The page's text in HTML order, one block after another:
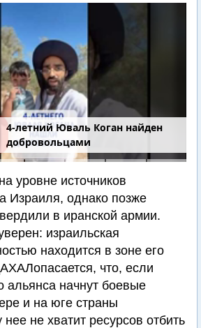
4-летний Юваль Коган найден
добровольцами
уровне источников
Израиля, однако позже
в иранской армии.
израильская
находится в зоне его
что, если
альянса начнут боевые
и на юге страны
не хватит ресурсов отбить